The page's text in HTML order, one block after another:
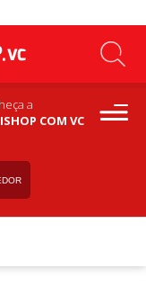
a
COM VC